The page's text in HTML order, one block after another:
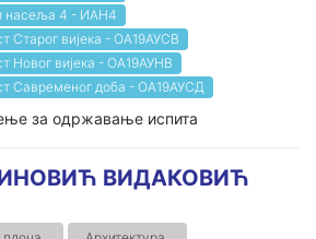
насеља 4 - ИАН4
Старог вијека - ОА19АУСВ
Новог вијека - ОА19АУНВ
Савременог доба - ОА19АУСД
за одржавање испита
ВИДАКОВИЋ